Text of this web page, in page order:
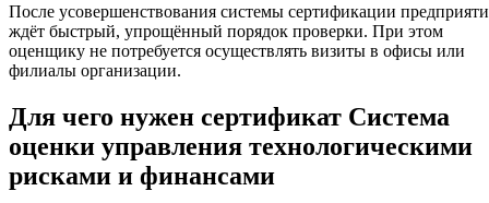
После усовершенствования системы сертификации
ждёт быстрый, упрощённый порядок проверки. При этом
оценщику не потребуется осуществлять визиты в офисы или
филиалы организации.
Для чего нужен сертификат Система
оценки управления технологическими
рисками и финансами